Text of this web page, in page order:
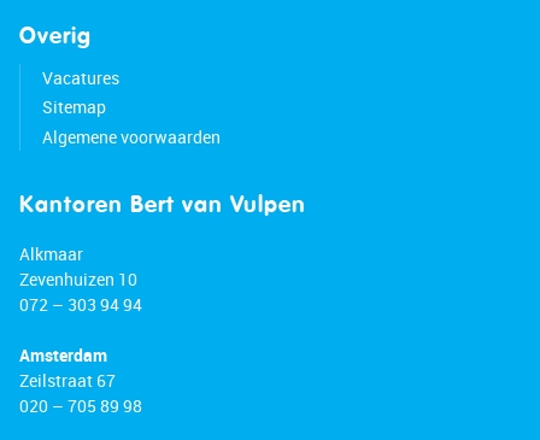
Overig
Vacatures
Sitemap
Algemene voorwaarden
Kantoren Bert van Vulpen
Alkmaar
Zevenhuizen 10
072 – 303 94 94
Amsterdam
Zeilstraat 67
020 – 705 89 98